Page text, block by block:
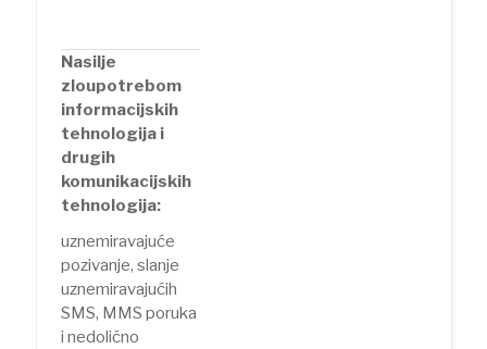
Nasilje
zloupotrebom
informacijskih
tehnologija i
drugih
komunikacijskih
tehnologija:
uznemiravajuće
pozivanje, slanje
uznemiravajućih
SMS, MMS poruka
i nedolično